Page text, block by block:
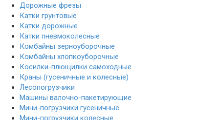
Дорожные фрезы
Катки грунтовые
Катки дорожные
Катки пневмоколесные
Комбайны зерноуборочные
Комбайны хлопкоуборочные
Косилки-плющилки самоходные
Краны (гусеничные и колесные)
Лесопогрузчики
Машины валочно-пакетирующие
Мини-погрузчики гусеничные
Мини-погрузчики колесные